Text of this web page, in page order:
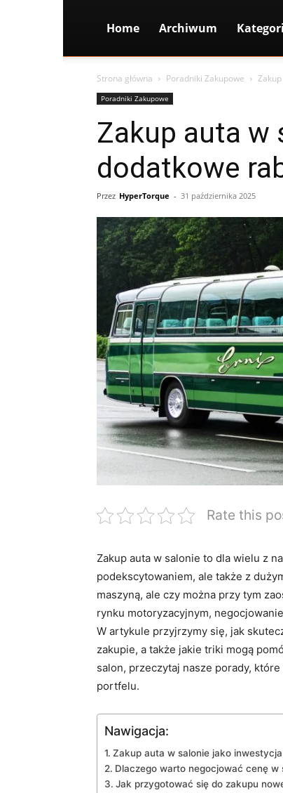
Home Archiwum
Strona główna Poradniki Zakupowe
Poradniki Zakupowe
Zakup auta w
dodatkowe
Przez HyperTorque - 31 października 2025
Rate this
Zakup auta w salonie to dla wielu z
podekscytowaniem, ale także z
maszyną, ale czy można przy tym
rynku motoryzacyjnym,
W artykule przyjrzymy się, jak
zakupie, a także jakie triki mogą
salon, przeczytaj nasze porady,
portfelu.
Nawigacja:
Zakup auta w salonie jako inwestycja
Dlaczego warto negocjować cenę w
Jak przygotować się do zakupu